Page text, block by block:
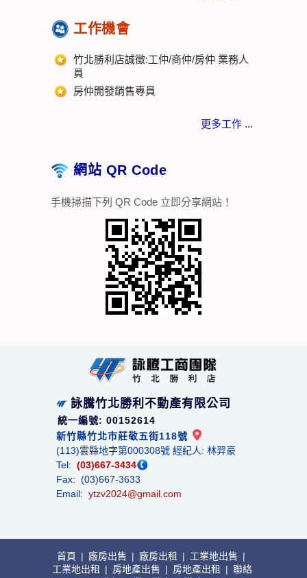
工作機會
竹北勝利店誠徵:工仲/商仲/房仲 業務人
員
房仲開發銷售專員
更多工作 ...
網站 QR Code
手機掃描下列 QR Code 立即分享網站！
詠騰竹北勝利不動產有限公司
統一編號: 00152614
新竹縣竹北市莊敬五街118號
(113)雲縣地字第000308號 經紀人: 林羿豪
Tel: (03)667-3434
Fax: (03)667-3633
Email: ytzv2024@gmail.com
首頁 | 廠房出售 | 廠房出租 | 工業地出售 |
工業地出租
| 房地產出售 | 房地產出租 | 聯絡